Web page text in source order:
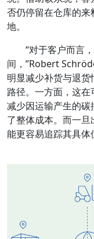
否仍停留在仓库的
地。
“对于客户而言，
间，”Robert
明显减少补货与退
路径。一方面，这
减少因运输产生的
了整体成本。而一
能更容易追踪其具体